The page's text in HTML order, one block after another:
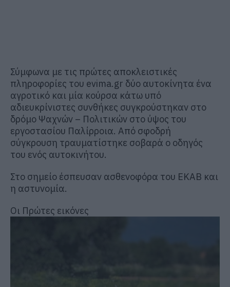
Σύμφωνα με τις πρώτες αποκλειστικές
πληροφορίες του evima.gr δύο αυτοκίνητα ένα
αγροτικό και μία κούρσα κάτω υπό
αδιευκρίνιστες συνθήκες συγκρούστηκαν στο
δρόμο Ψαχνών – Πολιτικών στο ύψος του
εργοστασίου Παλίρροια. Από σφοδρή
σύγκρουση τραυματίστηκε σοβαρά ο οδηγός
του ενός αυτοκινήτου.
Στο σημείο έσπευσαν ασθενοφόρα του ΕΚΑΒ και
η αστυνομία.
Οι Πρώτες εικόνες